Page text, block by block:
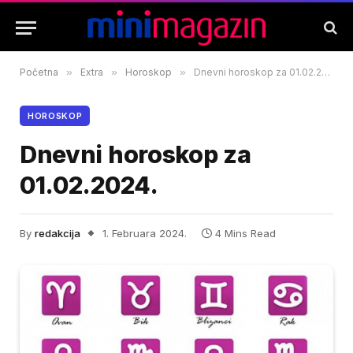
Početna » Extra » Horoskop » Dnevni horoskop za 01.02.2024.
HOROSKOP
Dnevni horoskop za
01.02.2024.
By redakcija 1. Februara 2024. 4 Mins Read